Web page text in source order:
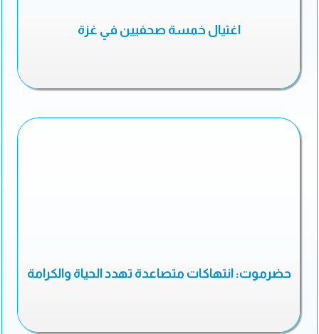
اغتيال خمسة صحفيين في غزة
حضرموت: انتهاكات متصاعدة تهدد الحياة والكرامة